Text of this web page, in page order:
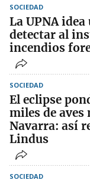
SOCIEDAD
La UPNA
detectar al
incendios
SOCIEDAD
El eclipse
miles de
Navarra: así
Lindus
SOCIEDAD